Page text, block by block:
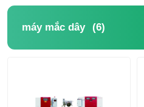
máy mắc dây (6)